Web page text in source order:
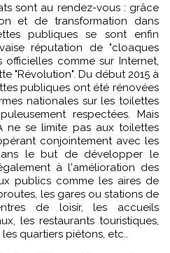
et de transformation dans
publiques se sont enfin
réputation de "cloaques
officielles comme sur Internet,
"Révolution". Du début 2015 à
publiques ont été rénovées
nationales sur les toilettes
respectées. Mais
ne se limite pas aux toilettes
conjointement avec les
le but de développer le
à l'amélioration des
publics comme les aires de
les gares ou stations de
de loisir, les accueils
les restaurants touristiques,
quartiers piétons, etc..